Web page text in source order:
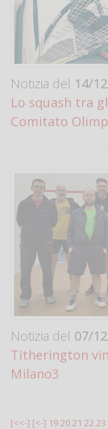
Notizia del 14/
Lo squash tra
Comitato
Notizia del 07/
Titherington
Milano3
[<<-] [<-] 192021 22 23